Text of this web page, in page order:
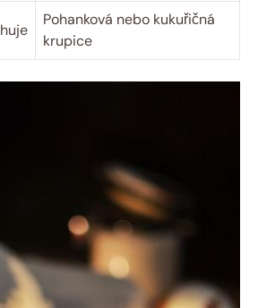
Pohanková nebo kukuřičná
krupice